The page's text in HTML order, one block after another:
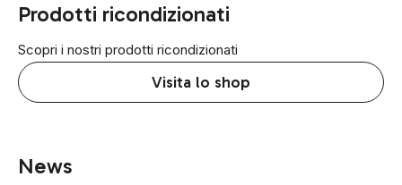
Prodotti ricondizionati
Scopri i nostri prodotti ricondizionati
Visita lo shop
News